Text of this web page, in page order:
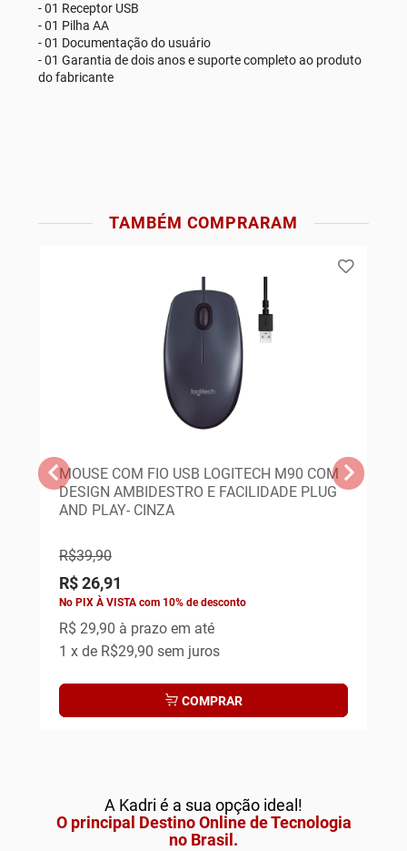
- 01 Receptor USB
- 01 Pilha AA
- 01 Documentação do usuário
- 01 Garantia de dois anos e suporte completo ao produto
do fabricante
TAMBÉM COMPRARAM
MOUSE COM FIO USB LOGITECH M90 COM
DESIGN AMBIDESTRO E FACILIDADE PLUG
AND PLAY- CINZA
R$39,90
R$ 26,91
No PIX À VISTA com 10% de desconto
R$ 29,90 à prazo em até
1 x de R$29,90 sem juros
COMPRAR
A Kadri é a sua opção ideal!
O principal Destino Online de Tecnologia
no Brasil.